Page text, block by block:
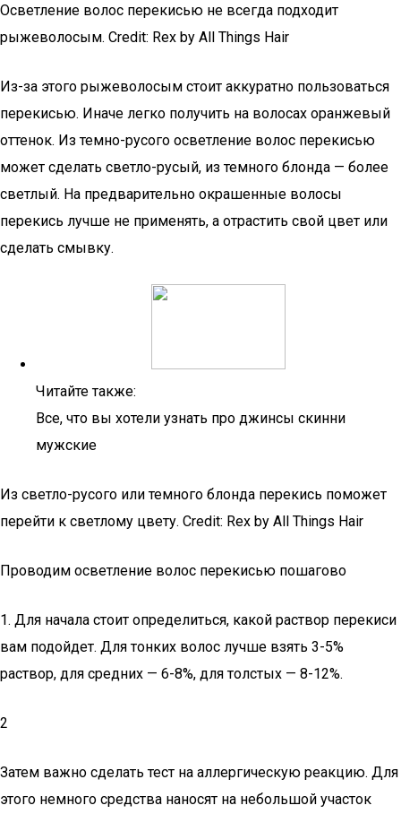
Осветление волос перекисью не всегда подходит
рыжеволосым. Credit: Rex by All Things Hair
Из-за этого рыжеволосым стоит аккуратно пользоваться
перекисью. Иначе легко получить на волосах оранжевый
оттенок. Из темно-русого осветление волос перекисью
может сделать светло-русый, из темного блонда — более
светлый. На предварительно окрашенные волосы
перекись лучше не применять, а отрастить свой цвет или
сделать смывку.
Читайте также:
Все, что вы хотели узнать про джинсы скинни
мужские
Из светло-русого или темного блонда перекись поможет
перейти к светлому цвету. Credit: Rex by All Things Hair
Проводим осветление волос перекисью пошагово
1. Для начала стоит определиться, какой раствор перекиси
вам подойдет. Для тонких волос лучше взять 3-5%
раствор, для средних — 6-8%, для толстых — 8-12%.
2
Затем важно сделать тест на аллергическую реакцию. Для
этого немного средства наносят на небольшой участок